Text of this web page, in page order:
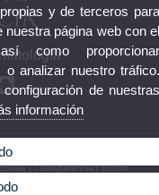
Teléfono: (+34) 96 386 41 44
|Transparencia|Buzón
y de terceros
nuestra página web con
como
analizar nuestro
de
información